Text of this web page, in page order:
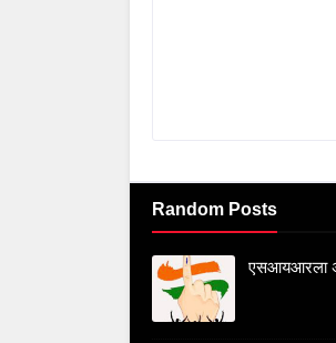
Random Posts
एसआयआरला